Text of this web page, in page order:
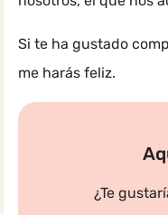
Si te ha gustado
me harás feliz.
¿Te